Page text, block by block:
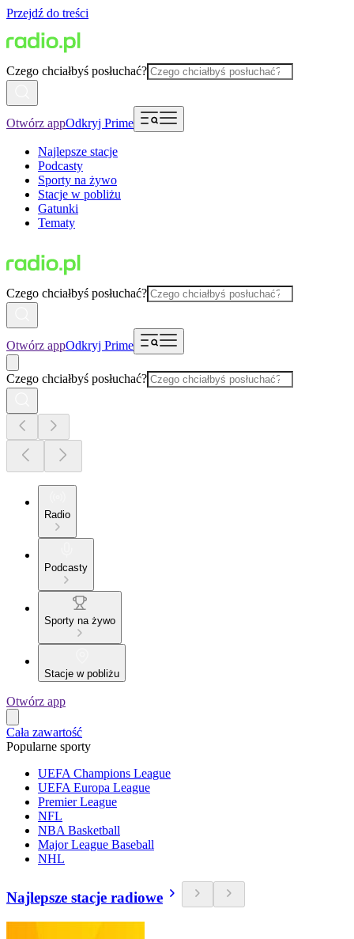
Przejdź do treści
Czego chciałbyś posłuchać?
Otwórz appOdkryj Prime
Najlepsze stacje
Podcasty
Sporty na żywo
Stacje w pobliżu
Gatunki
Tematy
Czego chciałbyś posłuchać?
Otwórz appOdkryj Prime
Czego chciałbyś posłuchać?
Radio
Podcasty
Sporty na żywo
Stacje w pobliżu
Otwórz app
Cała zawartość
Popularne sporty
UEFA Champions League
UEFA Europa League
Premier League
NFL
NBA Basketball
Major League Baseball
NHL
Najlepsze stacje radiowe